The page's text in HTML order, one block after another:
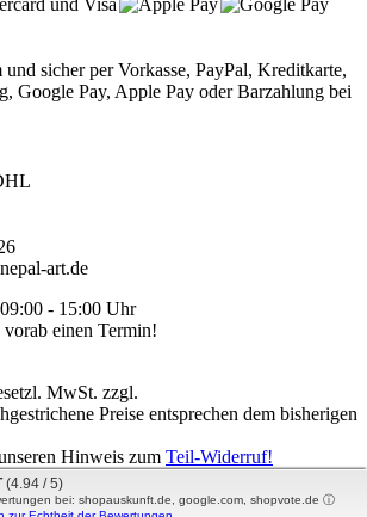
und sicher per Vorkasse, PayPal, Kreditkarte,
Google Pay, Apple Pay oder Barzahlung bei
art.de
- 15:00 Uhr
einen Termin!
MwSt. zzgl.
Preise entsprechen dem bisherigen
Hinweis zum Teil-Widerruf!
vom Dach der Welt © 2026 | Template
ified eCommerce Shopsoftware
(4.94 / 5)
bei: shopauskunft.de, google.com, shopvote.de ⓘ